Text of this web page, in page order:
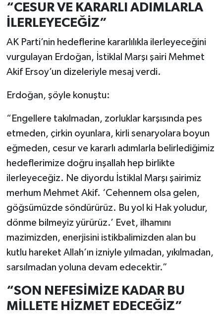
“CESUR VE KARARLI ADIMLARLA
İLERLEYECEĞİZ”
AK Parti’nin hedeflerine kararlılıkla ilerleyeceğini
vurgulayan Erdoğan, İstiklal Marşı şairi Mehmet
Akif Ersoy’un dizeleriyle mesaj verdi.
Erdoğan, şöyle konuştu:
“Engellere takılmadan, zorluklar karşısında pes
etmeden, çirkin oyunlara, kirli senaryolara boyun
eğmeden, cesur ve kararlı adımlarla belirlediğimiz
hedeflerimize doğru inşallah hep birlikte
ilerleyeceğiz. Ne diyordu İstiklal Marşı şairimiz
merhum Mehmet Akif. ‘Cehennem olsa gelen,
göğsümüzde söndürürüz. Bu yol ki Hak yoludur,
dönme bilmeyiz yürürüz.’ Evet, ilhamını
mazimizden, enerjisini istikbalimizden alan bu
kutlu hareket Allah’ın izniyle yılmadan, yıkılmadan,
sarsılmadan yoluna devam edecektir.”
“SON NEFESİMİZE KADAR BU
MİLLETE HİZMET EDECEĞİZ”